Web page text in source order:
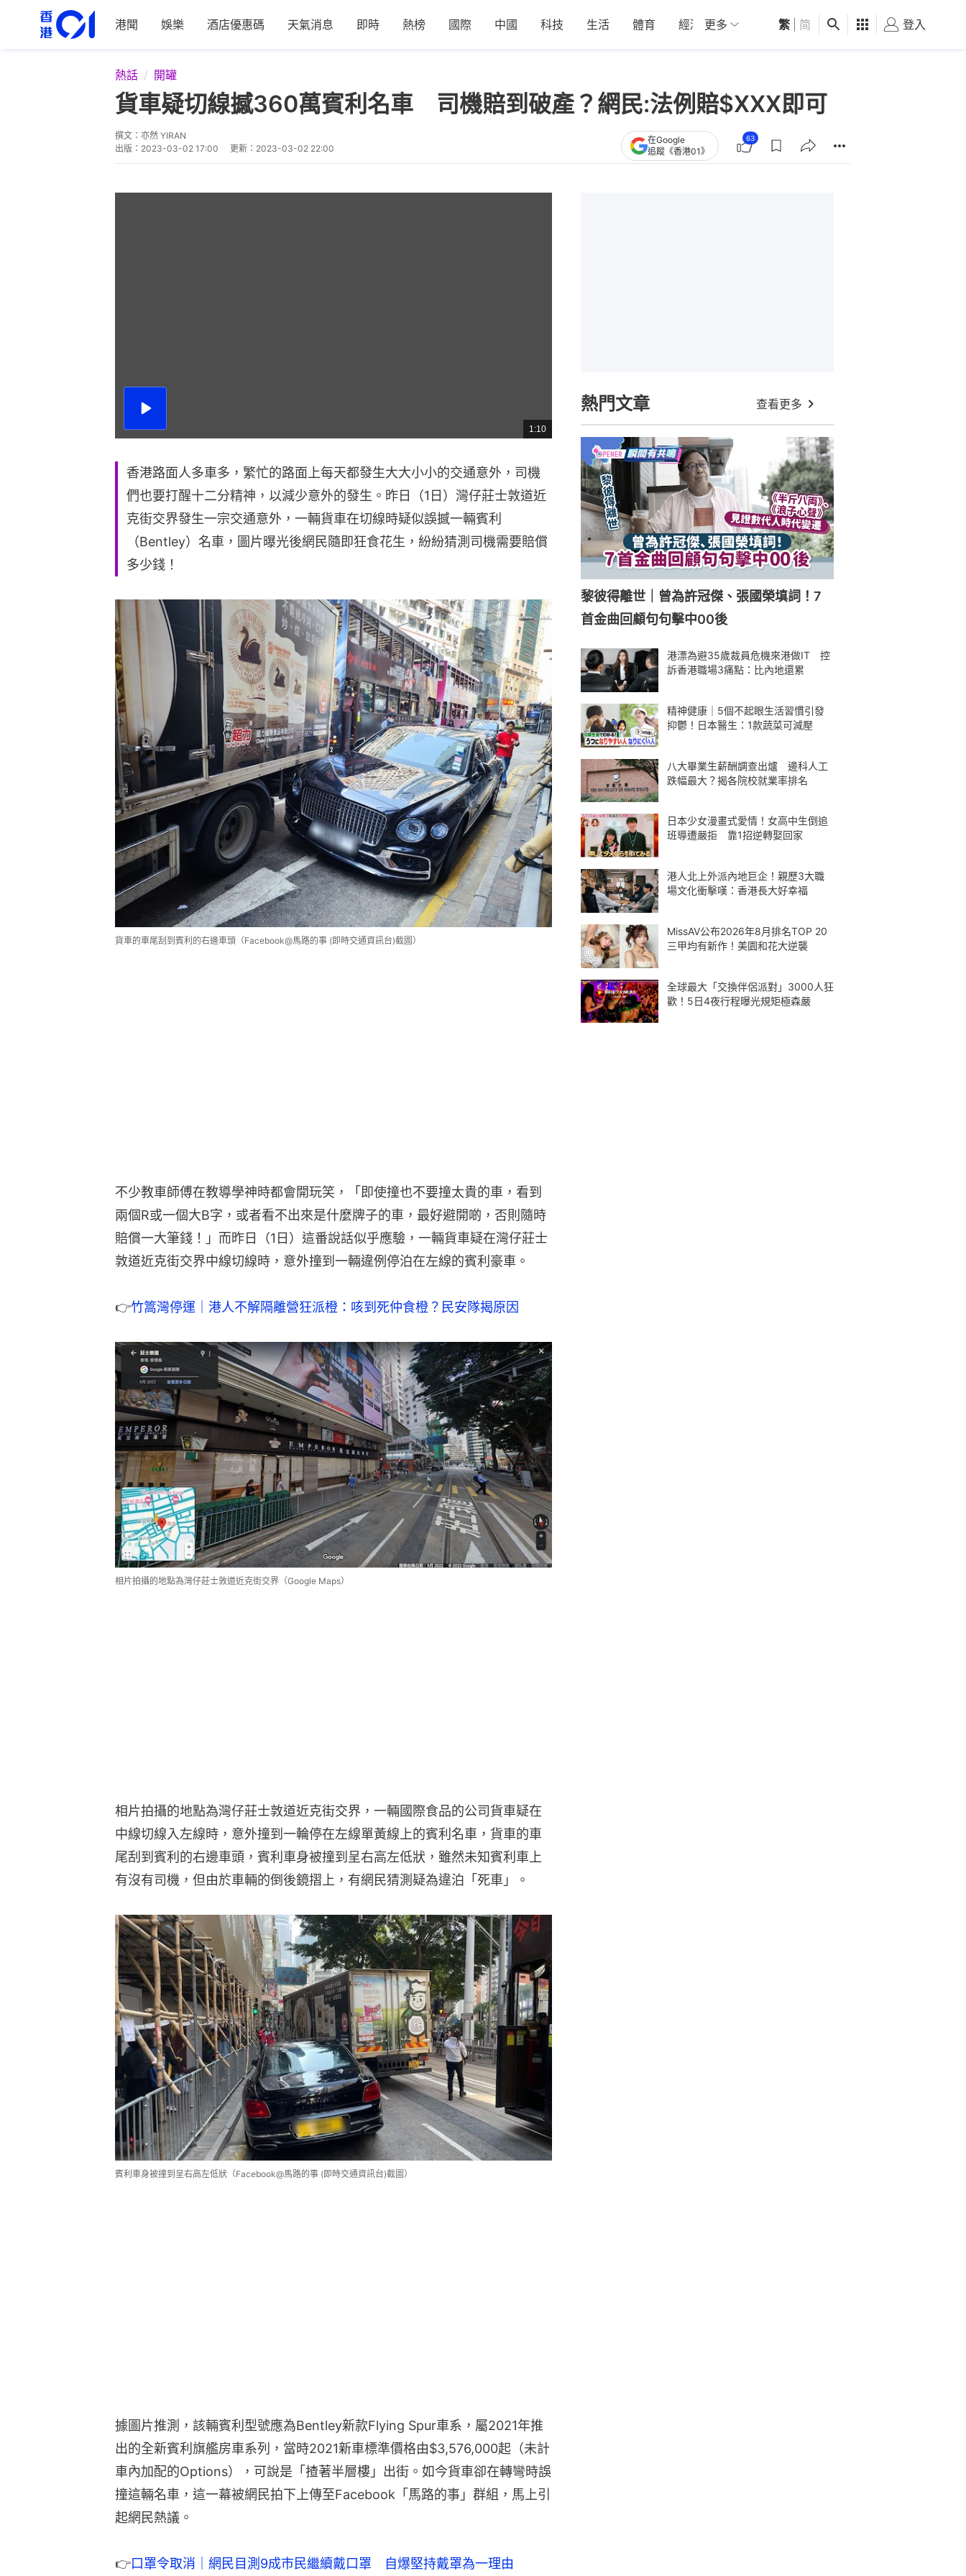
港聞 娛樂 酒店優惠碼 天氣消息 即時 熱榜 國際 中國 科技 生活 體育 經濟 01深圳 觀點 健康 好食玩飛
更多 繁 简 登入
熱話 開罐
貨車疑切線撼360萬賓利名車 司機賠到破產？網民:法例賠$XXX即可
撰文： 亦然 YIRAN
出版： 2023-03-02 17:00 更新： 2023-03-02 22:00
在Google
追蹤《香港01》
63
播
總
共
1:10
香港路面人多車多，繁忙的路面上每天都發生大大小小的交通意外，司機
們也要打醒十二分精神，以減少意外的發生。昨日（1日）灣仔莊士敦道近
克街交界發生一宗交通意外，一輛貨車在切線時疑似誤撼一輛賓利
（Bentley）名車，圖片曝光後網民隨即狂食花生，紛紛猜測司機需要賠償
多少錢！
貨車的車尾刮到賓利的右邊車頭（Facebook@馬路的事 (即時交通資訊台)截圖）
不少教車師傅在教導學神時都會開玩笑，「即使撞也不要撞太貴的車，看到
兩個R或一個大B字，或者看不出來是什麼牌子的車，最好避開啲，否則隨時
賠償一大筆錢！」而昨日（1日）這番說話似乎應驗，一輛貨車疑在灣仔莊士
敦道近克街交界中線切線時，意外撞到一輛違例停泊在左線的賓利豪車。
👉竹篙灣停運｜港人不解隔離營狂派橙：咳到死仲食橙？民安隊揭原因
相片拍攝的地點為灣仔莊士敦道近克街交界（Google Maps）
賓利車身被撞到呈右高左低狀（Facebook@馬路的事 (即時交通資訊台)截圖）
熱門文章 查看更多
黎彼得離世｜曾為許冠傑、張國榮填詞！7
首金曲回顧句句擊中00後
港漂為避35歲裁員危機來港做IT 控
訴香港職場3痛點：比內地還累
精神健康｜5個不起眼生活習慣引發
抑鬱！日本醫生：1款蔬菜可減壓
八大畢業生薪酬調查出爐 邊科人工
跌幅最大？揭各院校就業率排名
日本少女漫畫式愛情！女高中生倒追
班導遭嚴拒 靠1招逆轉娶回家
港人北上外派內地巨企！親歷3大職
場文化衝擊嘆：香港長大好幸福
MissAV公布2026年8月排名TOP 20
三甲均有新作！美園和花大逆襲
全球最大「交換伴侶派對」3000人狂
歡！5日4夜行程曝光規矩極森嚴